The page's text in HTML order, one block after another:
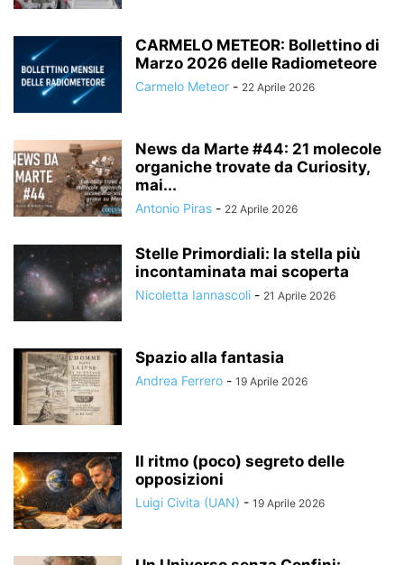
CARMELO METEOR: Bollettino di
Marzo 2026 delle Radiometeore
Carmelo Meteor - 22 Aprile 2026
News da Marte #44: 21 molecole
organiche trovate da Curiosity,
mai...
Antonio Piras - 22 Aprile 2026
Stelle Primordiali: la stella più
incontaminata mai scoperta
Nicoletta Iannascoli - 21 Aprile 2026
Spazio alla fantasia
Andrea Ferrero - 19 Aprile 2026
Il ritmo (poco) segreto delle
opposizioni
Luigi Civita (UAN) - 19 Aprile 2026